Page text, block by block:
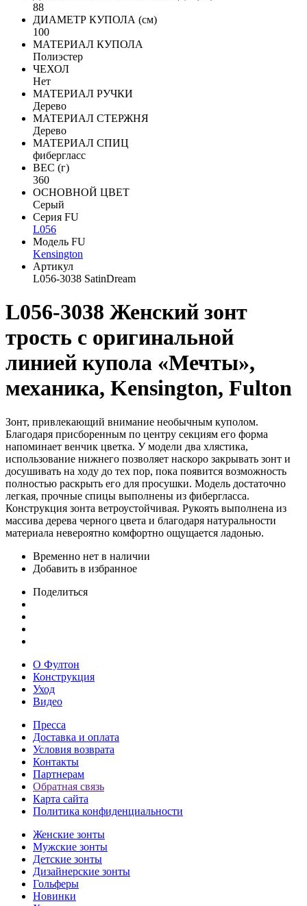
88
ДИАМЕТР КУПОЛА (см)
100
МАТЕРИАЛ КУПОЛА
Полиэстер
ЧЕХОЛ
Нет
МАТЕРИАЛ РУЧКИ
Дерево
МАТЕРИАЛ СТЕРЖНЯ
Дерево
МАТЕРИАЛ СПИЦ
фибергласс
ВЕС (г)
360
ОСНОВНОЙ ЦВЕТ
Серый
Серия FU
L056
Модель FU
Kensington
Артикул
L056-3038 SatinDream
L056-3038 Женский зонт
трость с оригинальной
линией купола «Мечты»,
механика, Kensington, Fulton
Зонт, привлекающий внимание необычным куполом.
Благодаря присборенным по центру секциям его форма
напоминает венчик цветка. У модели два хлястика,
использование нижнего позволяет наскоро закрывать зонт и
досушивать на ходу до тех пор, пока появится возможность
полностью раскрыть его для просушки. Модель достаточно
легкая, прочные спицы выполнены из фибергласса.
Конструкция зонта ветроустойчивая. Рукоять выполнена из
массива дерева черного цвета и благодаря натуральности
материала невероятно комфортно ощущается ладонью.
Временно нет в наличии
Добавить в избранное
Поделиться
О Фултон
Конструкция
Уход
Видео
Пресса
Доставка и оплата
Условия возврата
Контакты
Партнерам
Обратная связь
Карта сайта
Политика конфиденциальности
Женские зонты
Мужские зонты
Детские зонты
Дизайнерские зонты
Гольферы
Новинки